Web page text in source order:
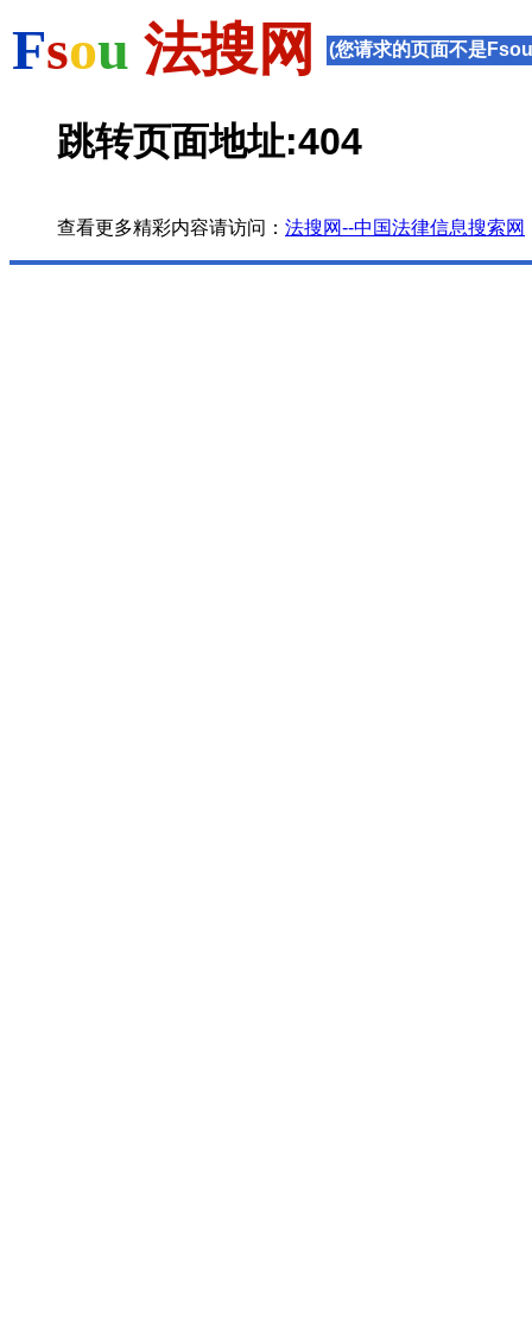
Fsou 法搜网 (您请求的页面不是
跳转页面地址:404
查看更多精彩内容请访问： 法搜网--中国法律信息搜索网